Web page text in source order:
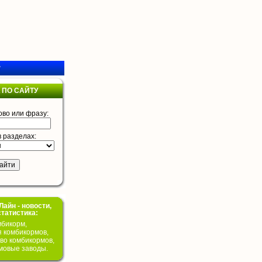
САЙТУ
или фразу:
разделах:
- новости,
комбикормов,
комбикормов,
заводы.